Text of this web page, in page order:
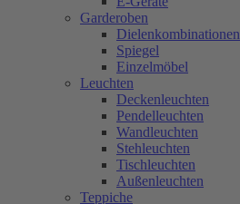
Garderoben
Dielenkombinationen
Spiegel
Einzelmöbel
Leuchten
Deckenleuchten
Pendelleuchten
Wandleuchten
Stehleuchten
Tischleuchten
Außenleuchten
Teppiche